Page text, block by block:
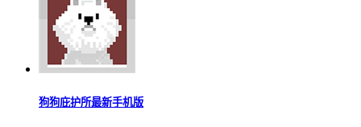
狗狗庇护所最新手机版